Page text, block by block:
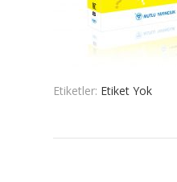
Etiketler: Etiket Yok